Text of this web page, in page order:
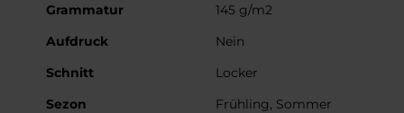
Grammatur
145 g/m2
Aufdruck
Nein
Schnitt
Locker
Sezon
Frühling, Sommer